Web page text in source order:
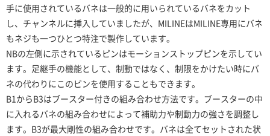
手に使用されているバネは一般的に用いられているバネをカット
し、チャンネルに挿入していましたが、MILINEはMILINE専用にバネ
もネジも一つひとつ特注で製作しています。
NBの左側に示されているピンはモーションストップピンを示してい
ます。足継手の機能として、制動ではなく、制限をかけたい時にバ
ネの代わりにこのピンを使用することもできます。
B1からB3はブースター付きの組み合わせ方法です。ブースターの中
に入れるバネの組み合わせによって補助力や制動力の強さを調整し
ます。B3が最大剛性の組み合わせです。バネは全てセットされた状